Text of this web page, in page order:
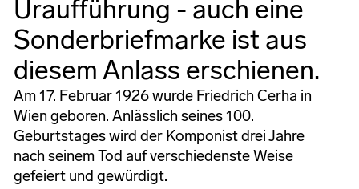
Uraufführung - auch eine
Sonderbriefmarke ist aus
diesem Anlass erschienen.
Am 17. Februar 1926 wurde Friedrich Cerha in
Wien geboren. Anlässlich seines 100.
Geburtstages wird der Komponist drei Jahre
nach seinem Tod auf verschiedenste Weise
gefeiert und gewürdigt.